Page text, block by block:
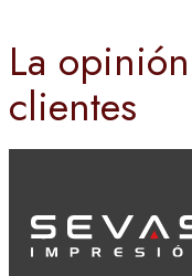
La
clientes